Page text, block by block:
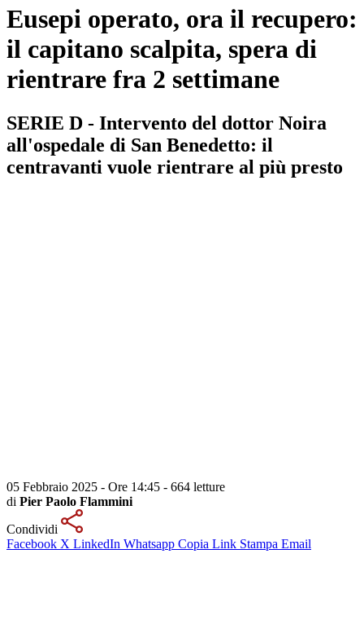
Eusepi operato, ora il recupero:
il capitano scalpita, spera di
rientrare fra 2 settimane
SERIE D - Intervento del dottor Noira
all'ospedale di San Benedetto: il
centravanti vuole rientrare al più presto
05 Febbraio 2025 - Ore 14:45 - 664 letture
di Pier Paolo Flammini
Condividi
Facebook X LinkedIn Whatsapp Copia Link Stampa Email